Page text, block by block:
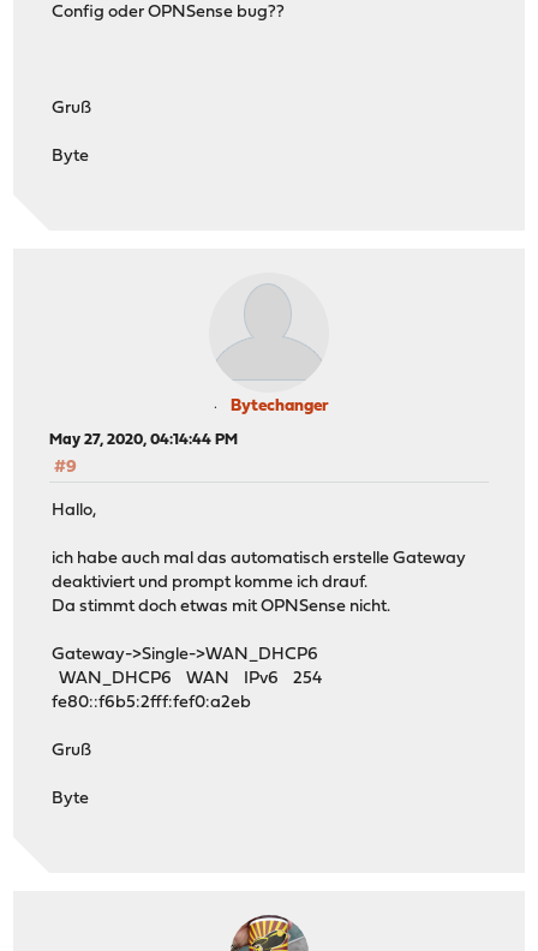
Config oder OPNSense bug??
Gruß
Byte
Bytechanger
May 27, 2020, 04:14:44 PM
#9
Hallo,
ich habe auch mal das automatisch erstelle Gateway
deaktiviert und prompt komme ich drauf.
Da stimmt doch etwas mit OPNSense nicht.
Gateway->Single->WAN_DHCP6
WAN_DHCP6 WAN IPv6 254
fe80::f6b5:2fff:fef0:a2eb
Gruß
Byte